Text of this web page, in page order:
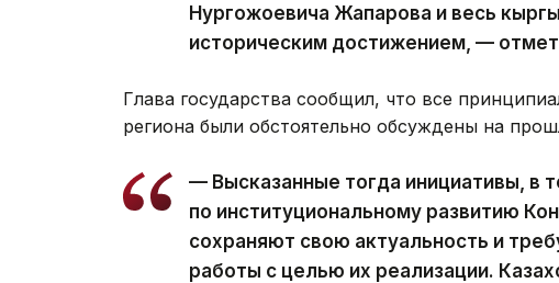
Нургожоевича Жапарова и весь
историческим достижением, —
Глава государства сообщил, что все
региона были обстоятельно обсуждены на
— Высказанные тогда инициативы, в
по институциональному развитию
сохраняют свою актуальность и
работы с целью их реализации.